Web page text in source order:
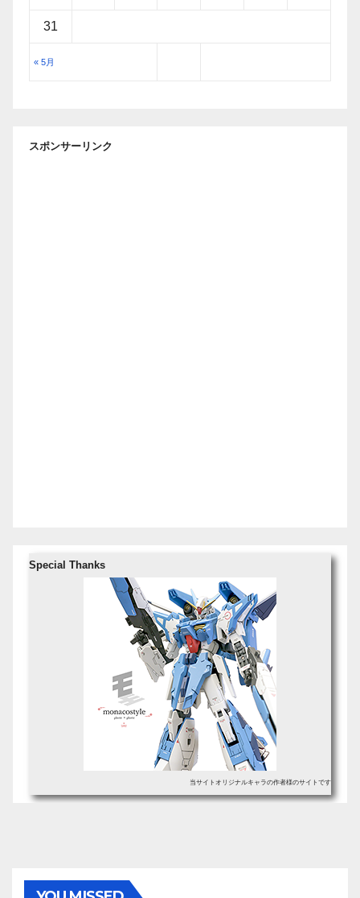
« 5月
31
スポンサーリンク
Special Thanks
当サイトオリジナルキャラの作者様のサイトです